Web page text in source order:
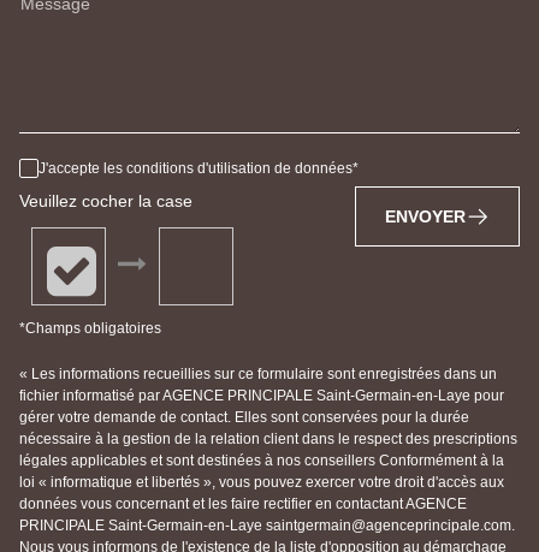
J'accepte les conditions d'utilisation de données
Veuillez cocher la case
*Champs obligatoires
ENVOYER
« Les informations recueillies sur ce formulaire sont enregistrées dans un
fichier informatisé par AGENCE PRINCIPALE Saint-Germain-en-Laye pour
gérer votre demande de contact. Elles sont conservées pour la durée
nécessaire à la gestion de la relation client dans le respect des prescriptions
légales applicables et sont destinées à nos conseillers Conformément à la
loi « informatique et libertés », vous pouvez exercer votre droit d'accès aux
données vous concernant et les faire rectifier en contactant AGENCE
PRINCIPALE Saint-Germain-en-Laye saintgermain@agenceprincipale.com.
Nous vous informons de l'existence de la liste d'opposition au démarchage